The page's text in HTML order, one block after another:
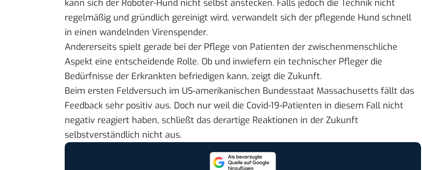
kann sich der Roboter-Hund nicht selbst anstecken. Falls jedoch die Technik nicht
regelmäßig und gründlich gereinigt wird, verwandelt sich der pflegende Hund schnell
in einen wandelnden Virenspender.
Andererseits spielt gerade bei der Pflege von Patienten der zwischenmenschliche
Aspekt eine entscheidende Rolle. Ob und inwiefern ein technischer Pfleger die
Bedürfnisse der Erkrankten befriedigen kann, zeigt die Zukunft.
Beim ersten Feldversuch im US-amerikanischen Bundesstaat Massachusetts fällt das
Feedback sehr positiv aus. Doch nur weil die Covid-19-Patienten in diesem Fall nicht
negativ reagiert haben, schließt das derartige Reaktionen in der Zukunft
selbstverständlich nicht aus.